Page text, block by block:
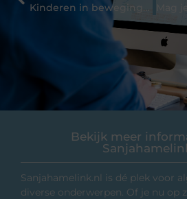
Bekijk meer
Sanjahamelink.nl is dé plek voor
diverse onderwerpen. Of je nu op
Kinderen in beweging met een sportieve BSO in Breda